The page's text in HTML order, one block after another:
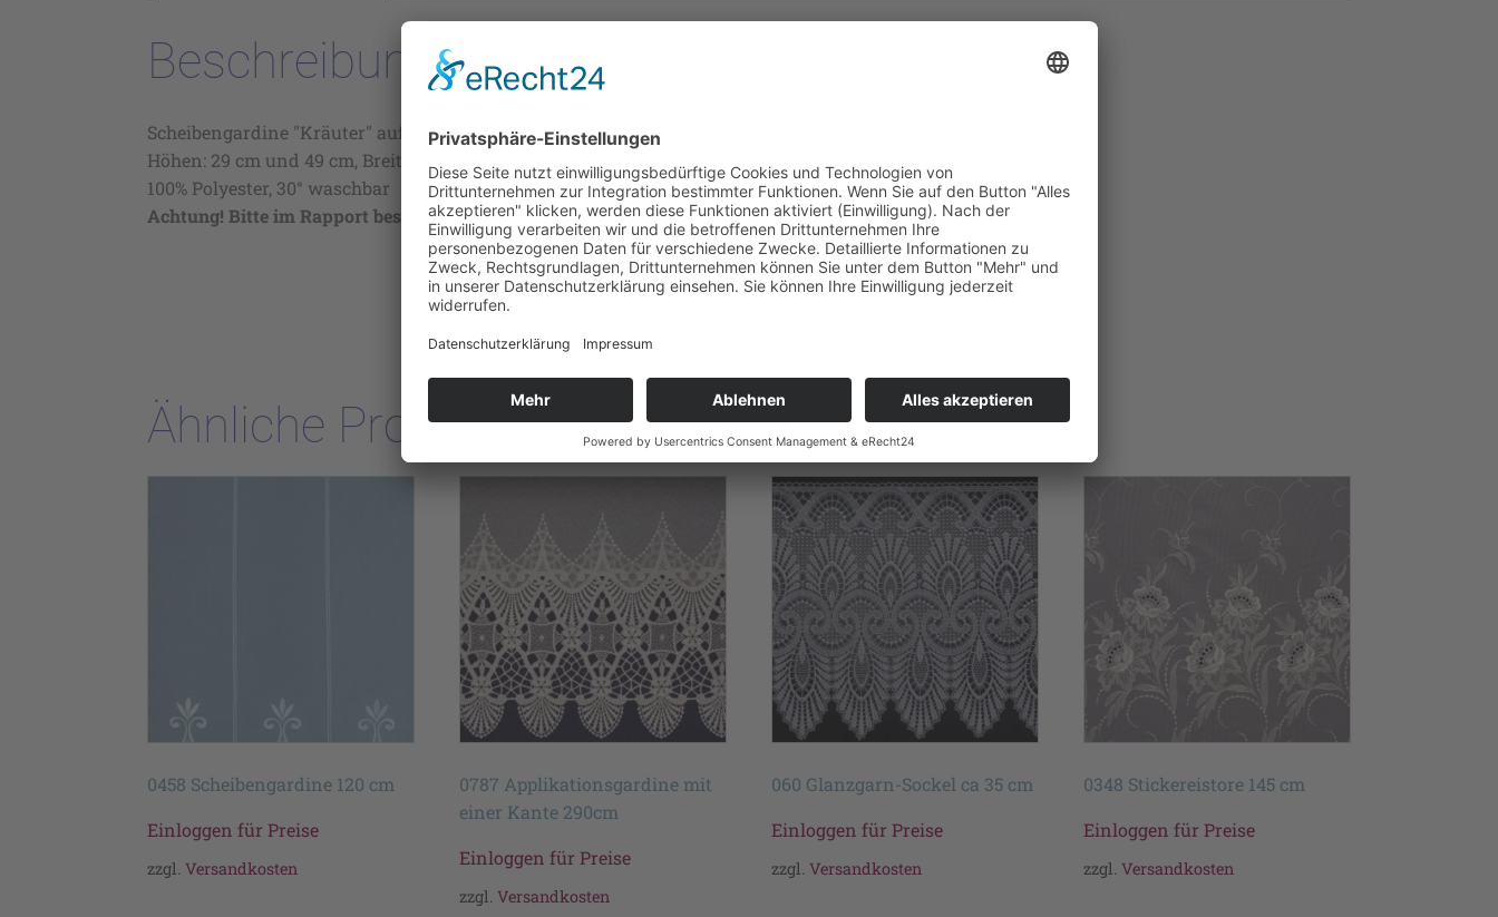
Beschreibung
Scheibengardine "Kräuter" auf Voile, Farbe: weiß/ grün,
Höhen: 29 cm und 49 cm, Breitenrapport ca 16,3 cm,
100% Polyester, 30° waschbar
Achtung! Bitte im Rapport bestellen!
Ähnliche Produkte
0458 Scheibengardine 120 cm
Einloggen für Preise
zzgl. Versandkosten
0787 Applikationsgardine mit
einer Kante 290cm
Einloggen für Preise
zzgl. Versandkosten
060 Glanzgarn-Sockel ca 35 cm
Einloggen für Preise
zzgl. Versandkosten
0348 Stickereistore 145 cm
Einloggen für Preise
zzgl. Versandkosten